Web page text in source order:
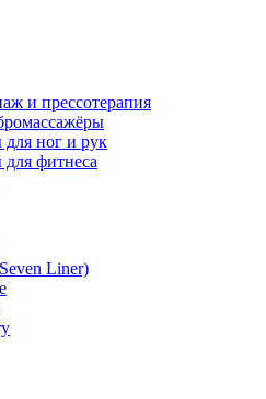
и прессотерапия
ног и рук
фитнеса
Liner)